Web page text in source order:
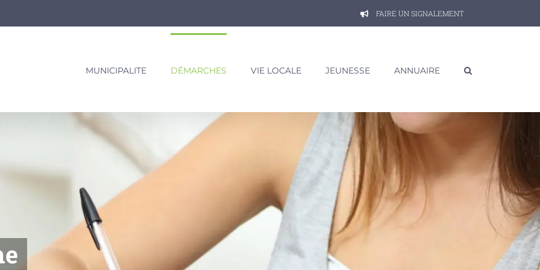
FAIRE UN SIGNALEMENT
MUNICIPALITE DÉMARCHES VIE LOCALE JEUNESSE ANNUAIRE